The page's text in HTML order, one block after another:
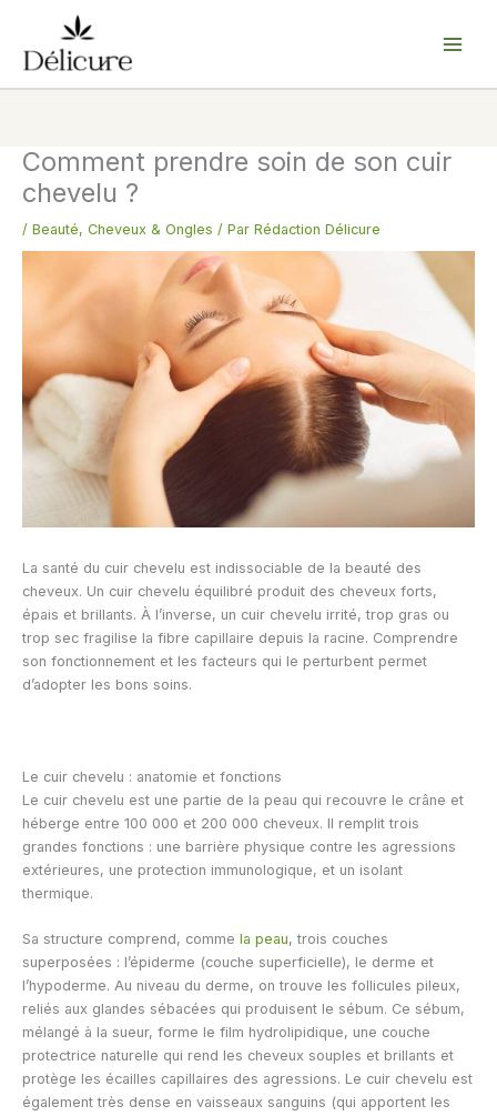
contenu
Comment prendre soin de son cuir
chevelu ?
/ Beauté, Cheveux & Ongles / Par Rédaction Délicure
La santé du cuir chevelu est indissociable de la beauté des
cheveux. Un cuir chevelu équilibré produit des cheveux forts,
épais et brillants. À l’inverse, un cuir chevelu irrité, trop gras ou
trop sec fragilise la fibre capillaire depuis la racine. Comprendre
son fonctionnement et les facteurs qui le perturbent permet
d’adopter les bons soins.
Le cuir chevelu : anatomie et fonctions
Le cuir chevelu est une partie de la peau qui recouvre le crâne et
héberge entre 100 000 et 200 000 cheveux. Il remplit trois
grandes fonctions : une barrière physique contre les agressions
extérieures, une protection immunologique, et un isolant
thermique.
Sa structure comprend, comme la peau, trois couches
superposées : l’épiderme (couche superficielle), le derme et
l’hypoderme. Au niveau du derme, on trouve les follicules pileux,
reliés aux glandes sébacées qui produisent le sébum. Ce sébum,
mélangé à la sueur, forme le film hydrolipidique, une couche
protectrice naturelle qui rend les cheveux souples et brillants et
protège les écailles capillaires des agressions. Le cuir chevelu est
également très dense en vaisseaux sanguins (qui apportent les